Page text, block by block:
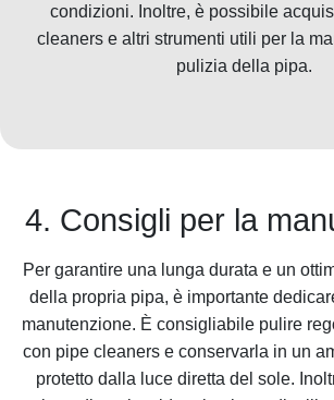
condizioni. Inoltre, è possibile
cleaners e altri strumenti utili per la
pulizia della pipa.
4. Consigli per la
Per garantire una lunga durata e un
della propria pipa, è importante
manutenzione. È consigliabile pulire
con pipe cleaners e conservarla in un
protetto dalla luce diretta del sole.